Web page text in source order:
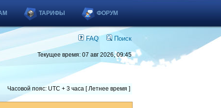
ТАРИФЫ ФОРУМ
FAQ Поиск
Текущее время: 07 авг 2026, 09:45
Часовой пояс: UTC + 3 часа [ Летнее время ]